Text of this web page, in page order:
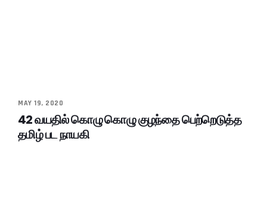
MAY 19, 2020
42 வயதில் கொழு கொழு குழந்தை பெற்றெடுத்த
தமிழ் பட நாயகி